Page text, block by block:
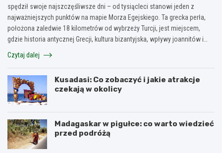
spędził swoje najszczęśliwsze dni – od tysiącleci stanowi jeden z
najważniejszych punktów na mapie Morza Egejskiego. Ta grecka perła,
położona zaledwie 18 kilometrów od wybrzeży Turcji, jest miejscem,
gdzie historia antycznej Grecji, kultura bizantyjska, wpływy joannitów i…
Czytaj dalej
Kusadasi: Co zobaczyć i jakie atrakcje
czekają w okolicy
Madagaskar w pigułce: co warto wiedzieć
przed podróżą